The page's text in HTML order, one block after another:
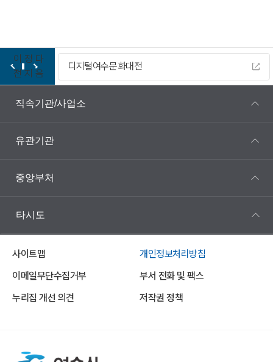
이
전
정
지
다
음
디지털여수문화대전
직속기관/사업소
유관기관
중앙부처
타시도
사이트맵
개인정보처리방침
이메일무단수집거부
부서 전화 및 팩스
누리집 개선 의견
저작권 정책